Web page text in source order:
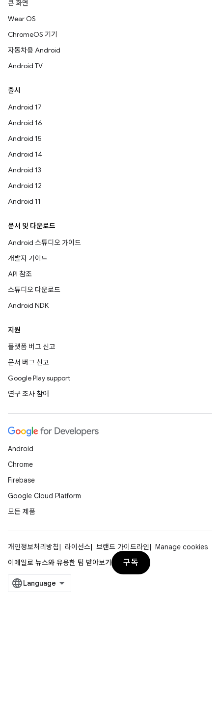
큰 화면
Wear OS
ChromeOS 기기
자동차용 Android
Android TV
출시
Android 17
Android 16
Android 15
Android 14
Android 13
Android 12
Android 11
문서 및 다운로드
Android 스튜디오 가이드
개발자 가이드
API 참조
스튜디오 다운로드
Android NDK
지원
플랫폼 버그 신고
문서 버그 신고
Google Play support
연구 조사 참여
Android
Chrome
Firebase
Google Cloud Platform
모든 제품
개인정보처리방침 라이선스 브랜드 가이드라인
Manage cookies
이메일로 뉴스와 유용한 팁 받아보기
구독